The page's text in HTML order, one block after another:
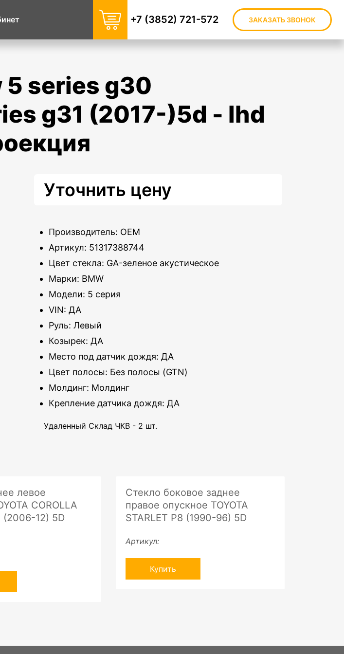
+7 (3852) 721-572 ЗАКАЗАТЬ ЗВОНОК
g31 (2017-)5d - lhd
Уточнить цену
Производитель: OEM
Артикул: 51317388744
Цвет стекла: GA-зеленое акустическое
Марки: BMW
Модели: 5 серия
VIN: ДА
Руль: Левый
Козырек: ДА
Место под датчик дождя: ДА
Цвет полосы: Без полосы (GTN)
Молдинг: Молдинг
Крепление датчика дождя: ДА
Удаленный Склад ЧКВ - 2 шт.
левое
COROLLA
(2006-12) 5D
Стекло боковое заднее
правое опускное TOYOTA
STARLET P8 (1990-96) 5D
Артикул:
Купить